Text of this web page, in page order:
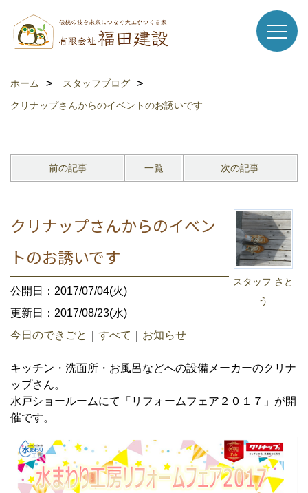
ホーム
スタッフブログ
クリナップさんからのイベントのお誘いです
前の記事 一覧 次の記事
スタッフ さと
う
クリナップさんからのイベン
トのお誘いです
公開日：2017/07/04(火)
更新日：2017/08/23(水)
今日のできごと
すべて お知らせ
キッチン・洗面所・お風呂などへの設備メーカーのクリナ
ップさん。
水戸ショールームにて「リフォームフェア２０１７」が開
催です。